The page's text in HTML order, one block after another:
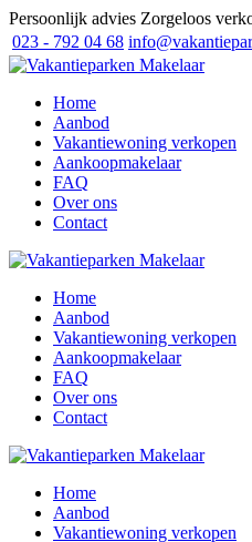
Persoonlijk advies Zorgeloos
023 - 792 04 68
Home
Aanbod
Vakantiewoning verkopen
Aankoopmakelaar
FAQ
Over ons
Contact
Home
Aanbod
Vakantiewoning verkopen
Aankoopmakelaar
FAQ
Over ons
Contact
Home
Aanbod
Vakantiewoning verkopen